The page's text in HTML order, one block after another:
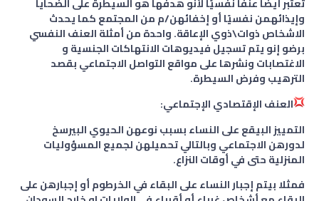
وإيذائهمن نفسيًا أو إخفائهن/م من المجتمع كما يحدث
الاشخاص ذوات\ذوي الإعاقة. واحدة من أمثلة العنف النفسي
برضو إنو يتم تسجيل فيديوهات الانتهاكات الجنسية و
الاغتصابات ونشرها على مواقع التواصل الاجتماعي بقصد
الترهيب وفرض السيطرة.
العنف الإقتصادي الإجتماعي:
التمييز البيقع على النساء بسبب نوعهن الحيوي البيرسخ
لدورهن الاجتماعي وبالتالي تحميلهن لجميع المسؤوليات
المنزلية حتى في أوقات النزاع.
فمثلا بيتم إجبار النساء على البقاء في الخرطوم أو إجبارهن على